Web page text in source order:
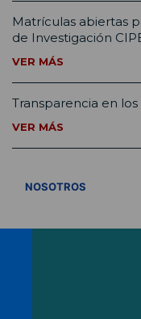
Matrículas abiertas
de Investigación
VER MÁS
Transparencia en
VER MÁS
NOSOTROS